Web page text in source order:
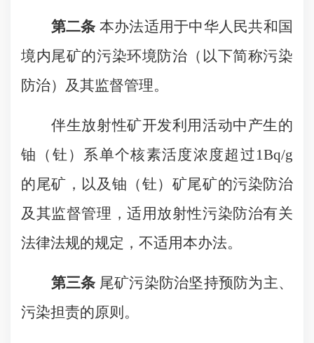
第二条 本办法适用于中华人民共和国
境内尾矿的污染环境防治（以下简称污染
防治）及其监督管理。
伴生放射性矿开发利用活动中产生的
铀（钍）系单个核素活度浓度超过1Bq/g
的尾矿，以及铀（钍）矿尾矿的污染防治
及其监督管理，适用放射性污染防治有关
法律法规的规定，不适用本办法。
第三条 尾矿污染防治坚持预防为主、
污染担责的原则。